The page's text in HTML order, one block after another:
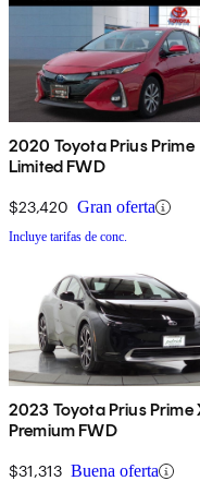
2020 Toyota Prius Prime
Limited FWD
$23,420 Gran oferta
Incluye tarifas de conc.
2023 Toyota Prius Prime
Premium FWD
$31,313 Buena oferta